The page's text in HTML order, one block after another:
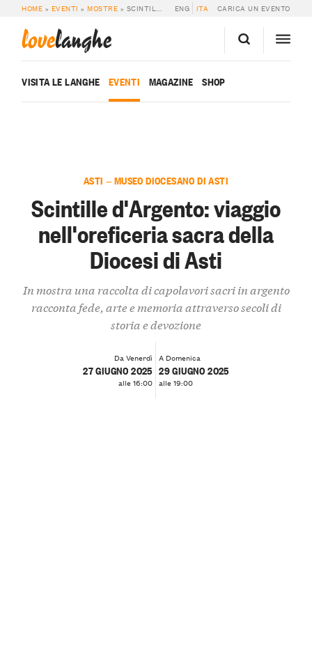
HOME » EVENTI »MOSTRE » SCINTILLE D’ARGENTO: VIAGGIO NELL’OREFICERIA SACRA DELLA DIOCESI DI ASTI ENG ITA CARICA UN EVENTO
lovelanghe
VISITA LE LANGHE EVENTI MAGAZINE SHOP
ASTI — MUSEO DIOCESANO DI ASTI
Scintille d'Argento: viaggio
nell'oreficeria sacra della
Diocesi di Asti
In mostra una raccolta di capolavori sacri in argento
racconta fede, arte e memoria attraverso secoli di
storia e devozione
Da Venerdì
27 GIUGNO 2025
alle 16:00
A Domenica
29 GIUGNO 2025
alle 19:00